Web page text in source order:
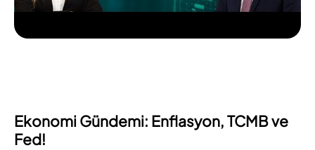
Ekonomi Gündemi: Enflasyon, TCMB ve
Fed!